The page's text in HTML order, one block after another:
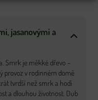
jasanovými a
Smrk je měkké dřevo –
provoz v rodinném domě
tvrdší než smrk a hodí
a dlouhou životnost. Dub